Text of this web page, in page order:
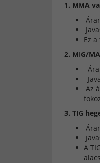
1. MMA
Ez
2. MIG/
Az
3. TIG
A